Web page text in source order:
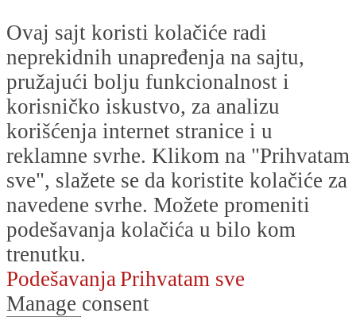
Ovaj sajt koristi kolačiće radi
neprekidnih unapređenja na sajtu,
pružajući bolju funkcionalnost i
korisničko iskustvo, za analizu
korišćenja internet stranice i u
reklamne svrhe. Klikom na "Prihvatam
sve", slažete se da koristite kolačiće za
navedene svrhe. Možete promeniti
podešavanja kolačića u bilo kom
trenutku.
PodešavanjaPrihvatam sve
Manage consent